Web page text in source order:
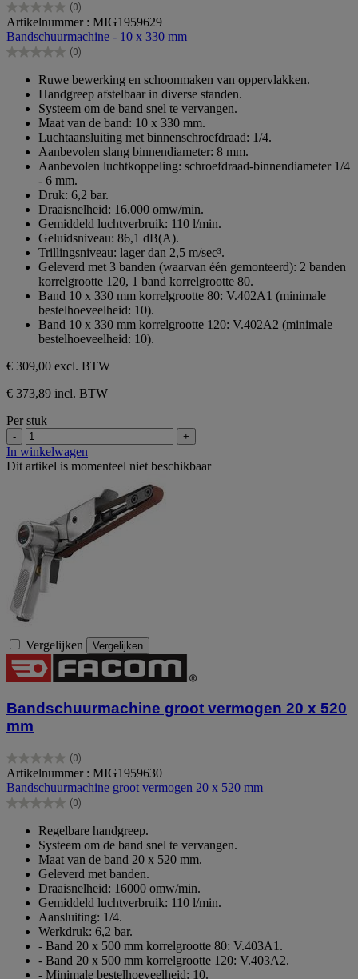
(0)
0.0
van
de
5
Artikelnummer : MIG1959629
Bandschuurmachine - 10 x 330 mm
(0)
0.0
sterren.
Ruwe bewerking en schoonmaken van oppervlakken.
Handgreep afstelbaar in diverse standen.
Systeem om de band snel te vervangen.
Maat van de band: 10 x 330 mm.
Luchtaansluiting met binnenschroefdraad: 1/4.
Aanbevolen slang binnendiameter: 8 mm.
Aanbevolen luchtkoppeling: schroefdraad-binnendiameter 1/4
- 6 mm.
Druk: 6,2 bar.
Draaisnelheid: 16.000 omw/min.
Gemiddeld luchtverbruik: 110 l/min.
Geluidsniveau: 86,1 dB(A).
Trillingsniveau: lager dan 2,5 m/sec³.
Geleverd met 3 banden (waarvan één gemonteerd): 2 banden
korrelgrootte 120, 1 band korrelgrootte 80.
Band 10 x 330 mm korrelgrootte 80: V.402A1 (minimale
bestelhoeveelheid: 10).
Band 10 x 330 mm korrelgrootte 120: V.402A2 (minimale
bestelhoeveelheid: 10).
€ 309,00 excl. BTW
€ 373,89 incl. BTW
Per stuk
- +
In winkelwagen
Dit artikel is momenteel niet beschikbaar
Vergelijken Vergelijken
Bandschuurmachine groot vermogen 20 x 520
mm
(0)
0.0
van
de
5
Artikelnummer : MIG1959630
Bandschuurmachine groot vermogen 20 x 520 mm
(0)
0.0
sterren.
Regelbare handgreep.
Systeem om de band snel te vervangen.
Maat van de band 20 x 520 mm.
Geleverd met banden.
Draaisnelheid: 16000 omw/min.
Gemiddeld luchtverbruik: 110 l/min.
Aansluiting: 1/4.
Werkdruk: 6,2 bar.
- Band 20 x 500 mm korrelgrootte 80: V.403A1.
- Band 20 x 500 mm korrelgrootte 120: V.403A2.
- Minimale bestelhoeveelheid: 10.